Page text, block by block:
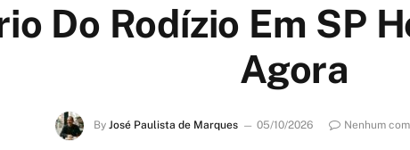
Do Rodízio Em SP
Agora
By José Paulista de Marques 05/10/2026 Nenhum